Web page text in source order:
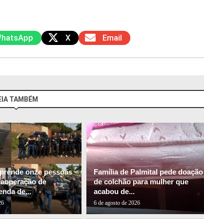
X Email
TAMBÉM
onze pessoas
de
de...
Família de Palmital pede doação
de colchão para mulher que
acabou de...
6 de agosto de 2026